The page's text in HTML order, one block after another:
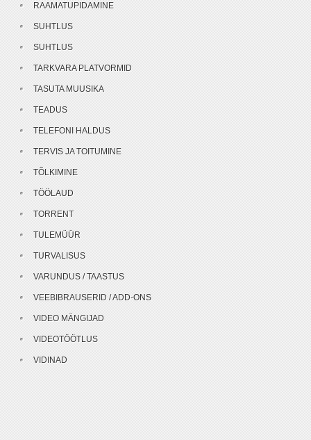
RAAMATUPIDAMINE
SUHTLUS
SUHTLUS
TARKVARA PLATVORMID
TASUTA MUUSIKA
TEADUS
TELEFONI HALDUS
TERVIS JA TOITUMINE
TÕLKIMINE
TÖÖLAUD
TORRENT
TULEMÜÜR
TURVALISUS
VARUNDUS / TAASTUS
VEEBIBRAUSERID / ADD-ONS
VIDEO MÄNGIJAD
VIDEOTÖÖTLUS
VIDINAD